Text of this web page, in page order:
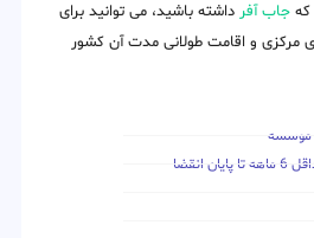
که جاب آفر داشته باشید، می توانید برای
مرکزی و اقامت طولانی مدت آن کشور
موسسه